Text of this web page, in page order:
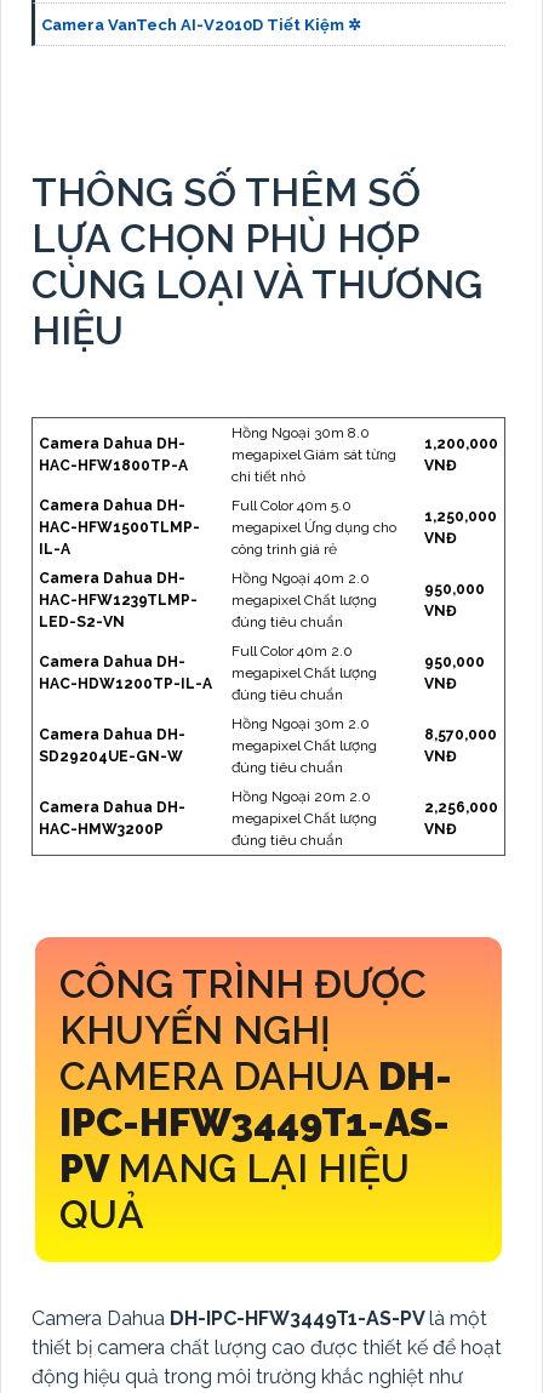
Camera VanTech AI-V2010D Tiết Kiệm ✲
THÔNG SỐ THÊM SỐ
LỰA CHỌN PHÙ HỢP
CÙNG LOẠI VÀ THƯƠNG
HIỆU
Camera Dahua DH-
HAC-HFW1800TP-A
Hồng Ngoại 30m 8.0
megapixel Giám sát từng
chi tiết nhỏ
1,200,000
VNĐ
Camera Dahua DH-
HAC-HFW1500TLMP-
IL-A
Full Color 40m 5.0
megapixel Ứng dụng cho
công trình giá rẻ
1,250,000
VNĐ
Camera Dahua DH-
HAC-HFW1239TLMP-
LED-S2-VN
Hồng Ngoại 40m 2.0
megapixel Chất lượng
đúng tiêu chuẩn
950,000
VNĐ
Camera Dahua DH-
HAC-HDW1200TP-IL-A
Full Color 40m 2.0
megapixel Chất lượng
đúng tiêu chuẩn
950,000
VNĐ
Camera Dahua DH-
SD29204UE-GN-W
Hồng Ngoại 30m 2.0
megapixel Chất lượng
đúng tiêu chuẩn
8,570,000
VNĐ
Camera Dahua DH-
HAC-HMW3200P
Hồng Ngoại 20m 2.0
megapixel Chất lượng
đúng tiêu chuẩn
2,256,000
VNĐ
CÔNG TRÌNH ĐƯỢC
KHUYẾN NGHỊ
CAMERA DAHUA DH-
IPC-HFW3449T1-AS-
PV MANG LẠI HIỆU
QUẢ
Camera Dahua DH-IPC-HFW3449T1-AS-PVlà một
thiết bị camera chất lượng cao được thiết kế để hoạt
động hiệu quả trong môi trường khắc nghiệt như